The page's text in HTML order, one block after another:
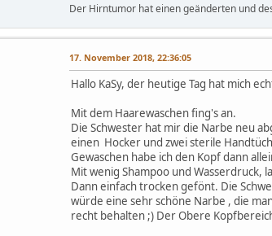
Der Hirntumor hat einen geänderten und
17. November 2018, 22:36:05
Hallo KaSy, der heutige Tag hat mich
Mit dem Haarewaschen fing's an.
Die Schwester hat mir die Narbe neu
einen Hocker und zwei sterile
Gewaschen habe ich den Kopf dann
Mit wenig Shampoo und Wasserdruck,
Dann einfach trocken gefönt. Die
würde eine sehr schöne Narbe , die
recht behalten ;) Der Obere